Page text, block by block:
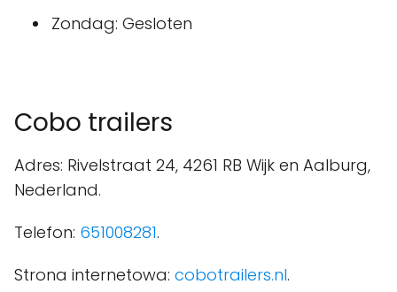
Zondag: Gesloten
Cobo trailers
Adres: Rivelstraat 24, 4261 RB Wijk en Aalburg,
Nederland.
Telefon: 651008281.
Strona internetowa: cobotrailers.nl.